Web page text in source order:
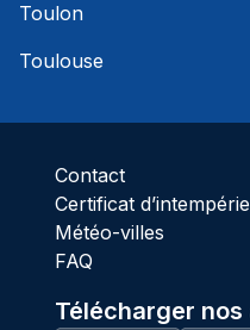
Toulon
Toulouse
Contact
Certificat d’intempérie
Météo-villes
FAQ
Télécharger